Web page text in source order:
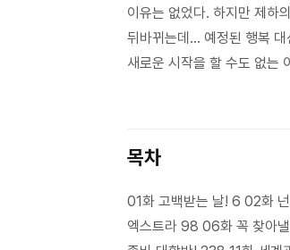
이유는 없었다. 하지만 제하
뒤바뀌는데… 예정된 행복 대
새로운 시작을 할 수도 없는
목차
01화 고백받는 날! 6 02화
엑스트라 98 06화 꼭 찾아